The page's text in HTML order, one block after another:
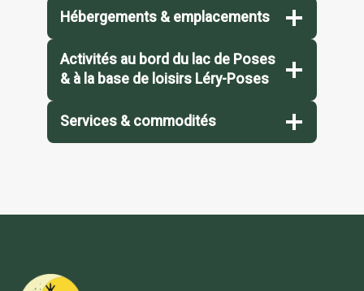
Hébergements & emplacements
Activités au bord du lac de Poses
& à la base de loisirs Léry-Poses
Services & commodités